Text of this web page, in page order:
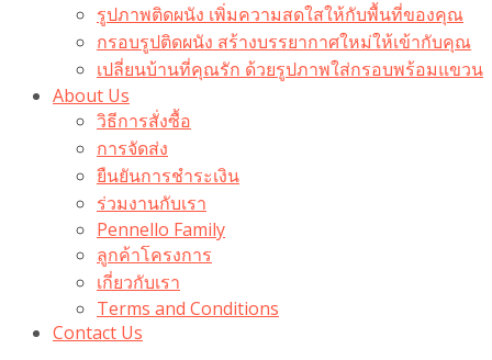
รูปภาพติดผนัง เพิ่มความสดใสให้กับพื้นที่ของคุณ
กรอบรูปติดผนัง สร้างบรรยากาศใหม่ให้เข้ากับคุณ
เปลี่ยนบ้านที่คุณรัก ด้วยรูปภาพใส่กรอบพร้อมแขวน​
About Us
วิธีการสั่งซื้อ
การจัดส่ง
ยืนยันการชำระเงิน
ร่วมงานกับเรา
Pennello Family
ลูกค้าโครงการ
เกี่ยวกับเรา
Terms and Conditions
Contact Us